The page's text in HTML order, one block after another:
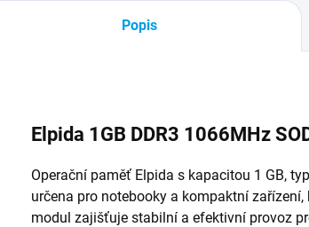
Popis
Elpida 1GB DDR3 1066MHz
Operační paměť Elpida s kapacitou 1 GB,
určena pro notebooky a kompaktní
modul zajišťuje stabilní a efektivní provoz